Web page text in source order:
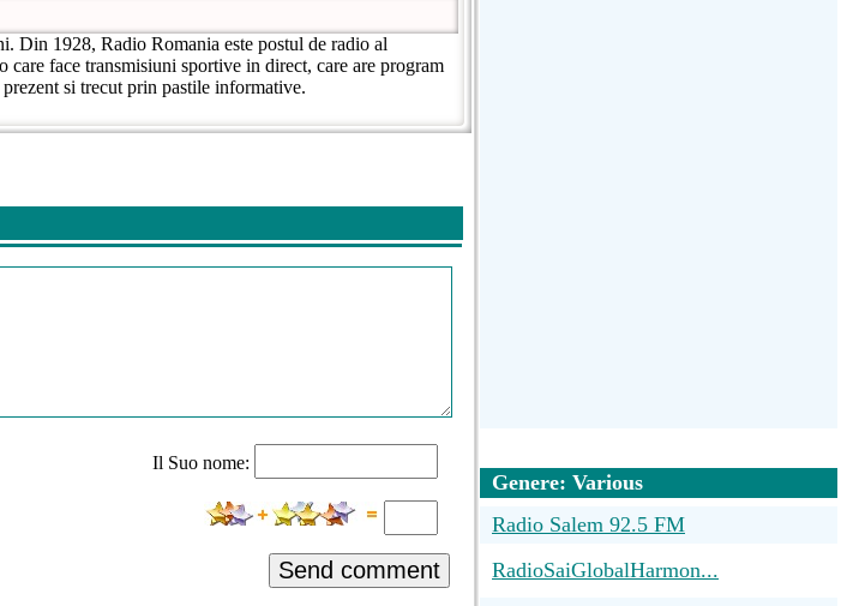
Din 1928, Radio Romania este postul de radio al
face transmisiuni sportive in direct, care are program
si trecut prin pastile informative.
Il Suo nome:
Send comment
Genere: Various
Radio Salem 92.5 FM
RadioSaiGlobalHarmon...